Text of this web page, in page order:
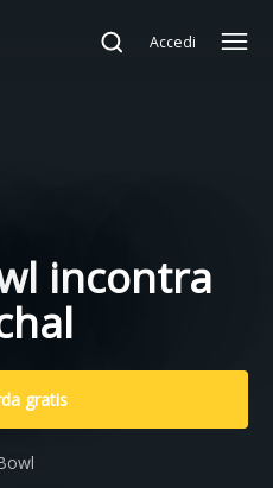
Accedi
incontra
gratis